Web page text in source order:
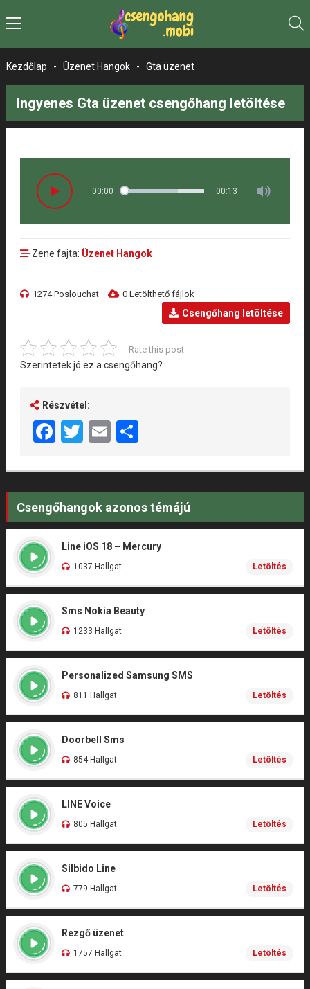
Kezdőlap - Üzenet Hangok - Gta üzenet
Ingyenes Gta üzenet csengőhang letöltése
00:00 00:13
Zene fajta: Üzenet Hangok
1274 Poslouchat 0 Letölthető fájlok
Csengőhang letöltése
Rate this post
Szerintetek jó ez a csengőhang?
Részvétel:
Facebook
Twitter
EmailShare
Csengőhangok azonos témájú
Line iOS 18 – Mercury
1037 Hallgat Letöltés
Sms Nokia Beauty
1233 Hallgat Letöltés
Personalized Samsung SMS
811 Hallgat Letöltés
Doorbell Sms
854 Hallgat Letöltés
LINE Voice
805 Hallgat Letöltés
Silbido Line
779 Hallgat Letöltés
Rezgő üzenet
1757 Hallgat Letöltés